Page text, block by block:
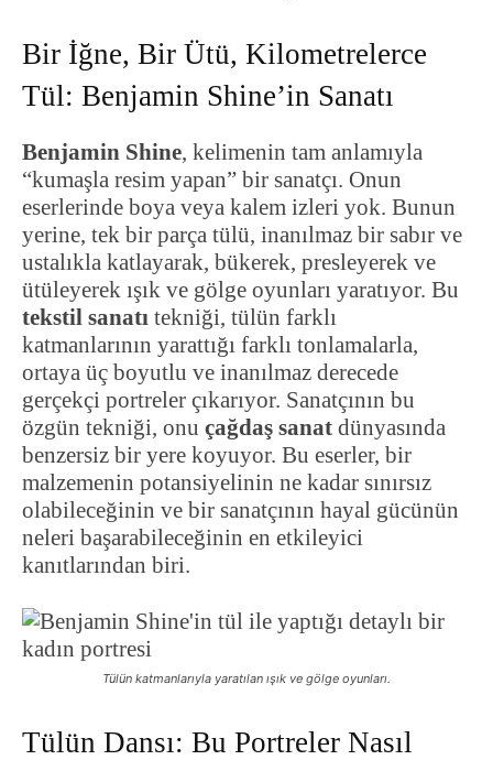
Bir İğne, Bir Ütü, Kilometrelerce
Tül: Benjamin Shine’in Sanatı
Benjamin Shine, kelimenin tam anlamıyla
“kumaşla resim yapan” bir sanatçı. Onun
eserlerinde boya veya kalem izleri yok. Bunun
yerine, tek bir parça tülü, inanılmaz bir sabır ve
ustalıkla katlayarak, bükerek, presleyerek ve
ütüleyerek ışık ve gölge oyunları yaratıyor. Bu
tekstil sanatı tekniği, tülün farklı
katmanlarının yarattığı farklı tonlamalarla,
ortaya üç boyutlu ve inanılmaz derecede
gerçekçi portreler çıkarıyor. Sanatçının bu
özgün tekniği, onu çağdaş sanat dünyasında
benzersiz bir yere koyuyor. Bu eserler, bir
malzemenin potansiyelinin ne kadar sınırsız
olabileceğinin ve bir sanatçının hayal gücünün
neleri başarabileceğinin en etkileyici
kanıtlarından biri.
Tülün katmanlarıyla yaratılan ışık ve gölge oyunları.
Tülün Dansı: Bu Portreler Nasıl